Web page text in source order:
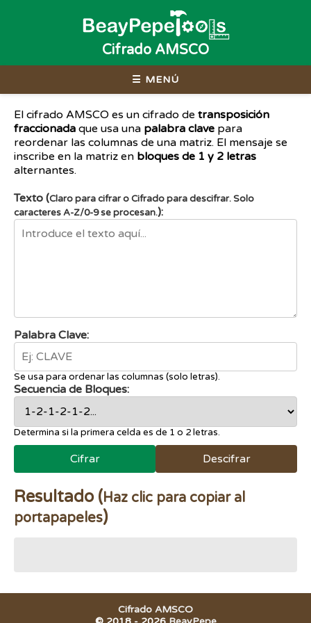
Cifrado AMSCO
☰ MENÚ
El cifrado AMSCO es un cifrado de transposición
fraccionada que usa una palabra clave para
reordenar las columnas de una matriz. El mensaje se
inscribe en la matriz en bloques de 1 y 2 letras
alternantes.
Texto (Claro para cifrar o Cifrado para descifrar. Solo
caracteres A-Z/0-9 se procesan.):
Palabra Clave:
Se usa para ordenar las columnas (solo letras).
Secuencia de Bloques:
Determina si la primera celda es de 1 o 2 letras.
Cifrar Descifrar
Resultado (Haz clic para copiar al
portapapeles)
Cifrado AMSCO